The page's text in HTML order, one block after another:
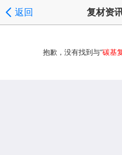
返回 复材资
抱歉，没有找到与“碳基